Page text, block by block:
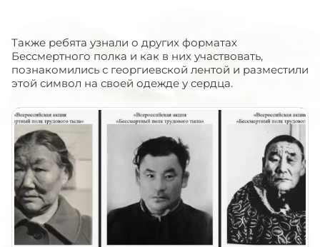
Также ребята узнали о других форматах
Бессмертного полка и как в них участвовать,
познакомились с георгиевской лентой и разместили
этой символ на своей одежде у сердца.